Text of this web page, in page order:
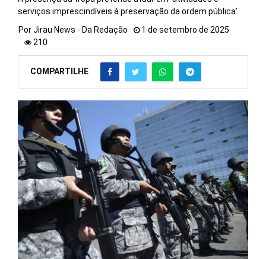
serviços imprescindíveis à preservação da ordem pública'
PorJirau News - Da Redação
1 de setembro de 2025
210
COMPARTILHE